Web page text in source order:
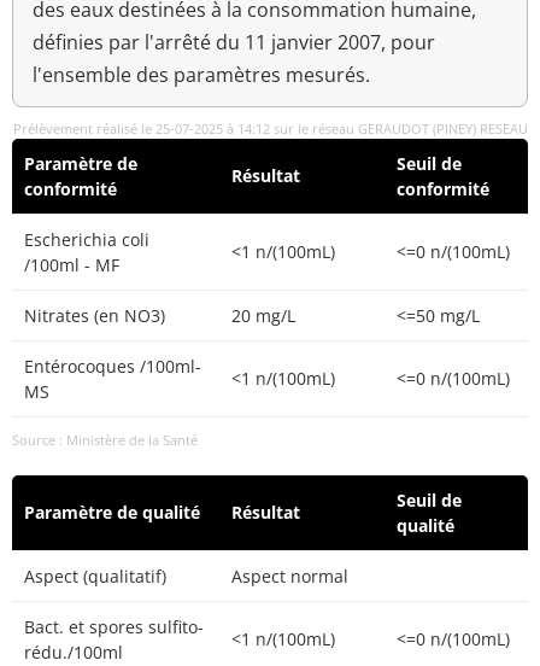
des eaux destinées à la consommation humaine,
définies par l'arrêté du 11 janvier 2007, pour
l'ensemble des paramètres mesurés.
Prélèvement réalisé le 25-07-2025 à 14:12 sur le réseau GERAUDOT (PINEY) RESEAU
Paramètre de
conformité
Résultat
Seuil de
conformité
Escherichia coli
/100ml - MF
<1 n/(100mL) <=0 n/(100mL)
Nitrates (en NO3) 20 mg/L <=50 mg/L
Entérocoques /100ml-
MS
<1 n/(100mL) <=0 n/(100mL)
Source : Ministère de la Santé
Paramètre de qualité Résultat
Seuil de
qualité
Aspect (qualitatif) Aspect normal
Bact. et spores sulfito-
rédu./100ml
<1 n/(100mL) <=0 n/(100mL)